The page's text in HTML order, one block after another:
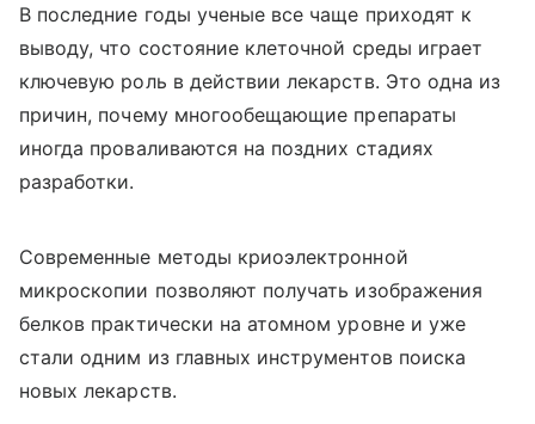
В последние годы ученые все чаще приходят к
выводу, что состояние клеточной среды играет
ключевую роль в действии лекарств. Это одна из
причин, почему многообещающие препараты
иногда проваливаются на поздних стадиях
разработки.
Современные методы криоэлектронной
микроскопии позволяют получать изображения
белков практически на атомном уровне и уже
стали одним из главных инструментов поиска
новых лекарств.